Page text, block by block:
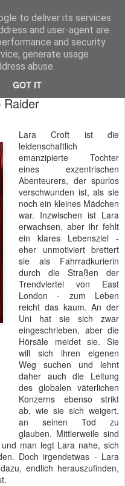
to deliver its services
and user-agent are
and security
generate usage
abuse.
GOT IT
Raider
Lara Croft ist die
leidenschaftlich
emanzipierte Tochter
eines exzentrischen
Abenteurers, der spurlos
verschwunden ist, als sie
noch ein kleines Mädchen
war. Inzwischen ist Lara
erwachsen, aber ihr fehlt
ein klares Lebensziel -
eher unmotiviert brettert
sie als Fahrradkurierin
durch die Straßen der
Trendviertel von East
London - zum Leben
reicht das kaum. An der
Uni hat sie sich zwar
eingeschrieben, aber die
Hörsäle meidet sie. Sie
will sich ihren eigenen
Weg suchen und lehnt
daher auch die Leitung
des globalen väterlichen
Konzerns ebenso strikt
ab, wie sie sich weigert,
an seinen Tod zu
glauben. Mittlerweile sind
man legt Lara nahe, sich
Doch irgendetwas - Lara
endlich herauszufinden,